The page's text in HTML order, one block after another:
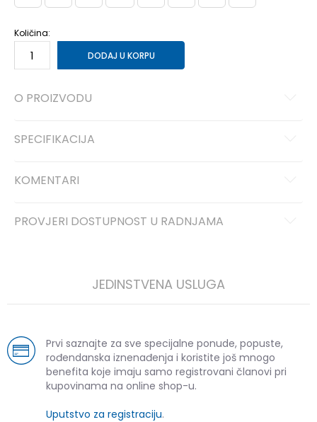
Količina:
DODAJ U KORPU
O PROIZVODU
SPECIFIKACIJA
KOMENTARI
PROVJERI DOSTUPNOST U RADNJAMA
JEDINSTVENA USLUGA
Prvi saznajte za sve specijalne ponude, popuste,
rođendanska iznenađenja i koristite još mnogo
benefita koje imaju samo registrovani članovi pri
kupovinama na online shop-u.
Uputstvo za registraciju.